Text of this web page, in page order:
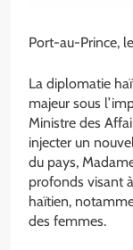
Port-au-Prince,
La diplomatie
majeur sous
Ministre des
injecter un
du pays,
profonds visant
haïtien,
des femmes.